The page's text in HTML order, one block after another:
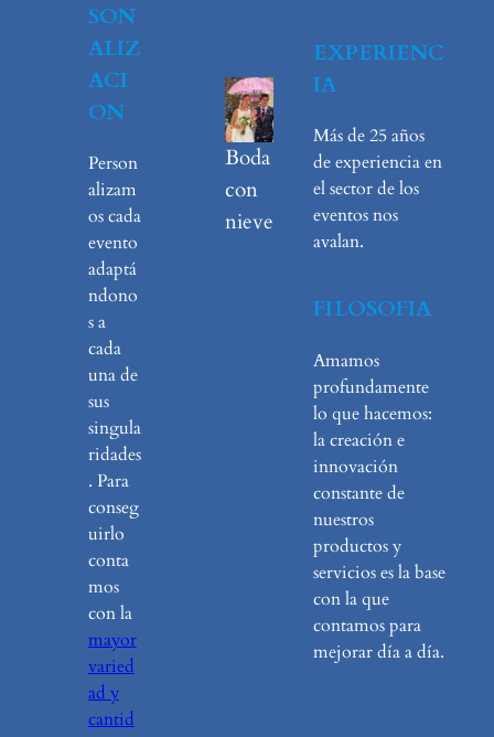
SON
ALIZ
ACI
ON
Person
alizam
os cada
evento
adaptá
ndono
s a
cada
una de
sus
singula
ridades
. Para
conseg
uirlo
conta
mos
con la
mayor
varied
ad y
cantid
Boda
con
nieve
EXPERIENC
IA
Más de 25 años
de experiencia en
el sector de los
eventos nos
avalan.
FILOSOFIA
Amamos
profundamente
lo que hacemos:
la creación e
innovación
constante de
nuestros
productos y
servicios es la base
con la que
contamos para
mejorar día a día.